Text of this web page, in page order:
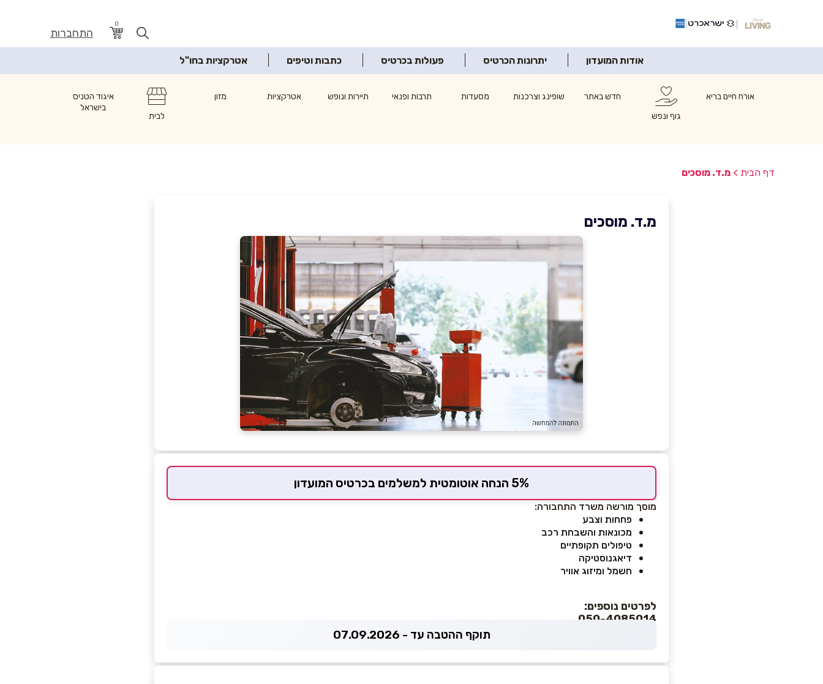
0
התחברות
אודות המועדון יתרונות הכרטיס פעולות בכרטיס כתבות וטיפים אטרקציות בחו"ל
אורח חיים בריא
גוף ונפש
חדש באתר שופינג וצרכנות מסעדות תרבות ופנאי תיירות ונופש אטרקציות
מזון
לבית
איגוד הטניס
בישראל
דף הבית > מ.ד. מוסכים
מ.ד. מוסכים
5% הנחה אוטומטית למשלמים בכרטיס המועדון
מוסך מורשה משרד התחבורה:
פחחות וצבע
מכונאות והשבחת רכב
טיפולים תקופתיים
דיאגנוסטיקה
חשמל ומיזוג אוויר
לפרטים נוספים:
050-4085014
תוקף ההטבה עד - 07.09.2026